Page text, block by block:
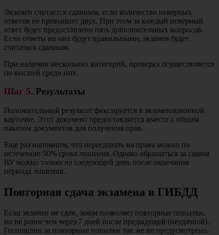
Экзамен считается сданным, если количество неверных
ответов не превышает двух. При этом за каждый неверный
ответ будет предоставлено пять дополнительных вопросов.
Если ответы на них будут правильными, экзамен будет
считаться сданным.
При наличии нескольких категорий, проверка осуществляется
по высшей среди них.
Шаг 5. Результаты
Положительный результат фиксируется в экзаменационной
карточке. Этот документ предоставляется вместе с общим
пакетом документов для получения прав.
Еще раз напомним, что пересдавать на права можно по
истечению 50% срока лишения. Однако обращаться за самим
ВУ можно только на следующий день после окончания
периода лишения.
Повторная сдача экзамена в ГИБДД
Если экзамен не сдан, закон позволяет повторные попытки,
но не ранее чем через 7 дней после предыдущей (неудачной).
Госпошлин за повторные попытки так же не предусмотрено.